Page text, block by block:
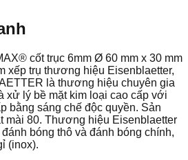
cốt trục 6mm Ø 60 mm x 30 mm
xếp trụ thương hiệu Eisenblaetter,
là thương hiệu chuyên gia
xử lý bề mặt kim loại cao cấp với
bằng sáng chế độc quyền. Sản
mài 80. Thương hiệu Eisenblaetter
bóng thô và đánh bóng chính,
(inox).